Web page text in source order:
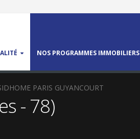
NOS PROGRAMMES IMMOBILIERS
PARIS GUYANCOURT
- 78)